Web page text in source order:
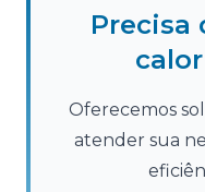
Precisa
Oferecemos
atender sua